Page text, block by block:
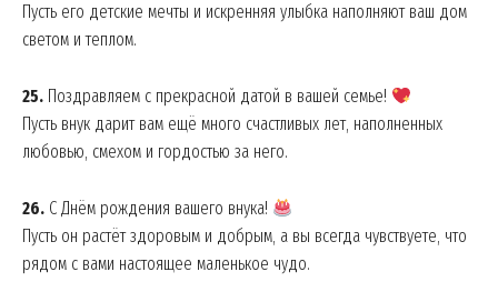
Пусть его детские мечты и искренняя улыбка наполняют ваш дом
светом и теплом.
25. Поздравляем с прекрасной датой в вашей семье!
Пусть внук дарит вам ещё много счастливых лет, наполненных
любовью, смехом и гордостью за него.
26. С Днём рождения вашего внука!
Пусть он растёт здоровым и добрым, а вы всегда чувствуете, что
рядом с вами настоящее маленькое чудо.